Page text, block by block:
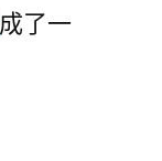
成了一